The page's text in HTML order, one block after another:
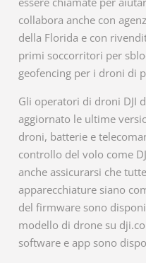
collabora anche con
della Florida e con
primi soccorritori per
geofencing per i droni di
Gli operatori di droni DJI
aggiornato le ultime
droni, batterie e
controllo del volo come
anche assicurarsi che
apparecchiature siano
del firmware sono
modello di drone su
software e app sono